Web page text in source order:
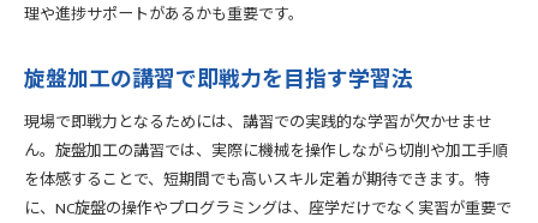
理や進捗サポートがあるかも重要です。
旋盤加工の講習で即戦力を目指す学習法
現場で即戦力となるためには、講習での実践的な学習が欠かせませ
ん。旋盤加工の講習では、実際に機械を操作しながら切削や加工手順
を体感することで、短期間でも高いスキル定着が期待できます。特
に、NC旋盤の操作やプログラミングは、座学だけでなく実習が重要で